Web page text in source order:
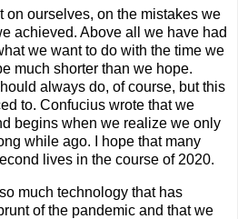
on ourselves, on the mistakes we
achieved. Above all we have had
we want to do with the time we
much shorter than we hope.
always do, of course, but this
to. Confucius wrote that we
begins when we realize we only
while ago. I hope that many
lives in the course of 2020.
much technology that has
of the pandemic and that we